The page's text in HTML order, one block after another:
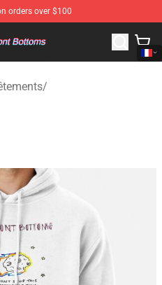
orders over $100
- Official The Front Bottoms
/